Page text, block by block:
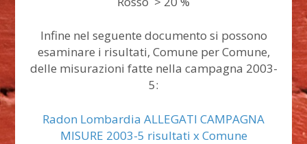
Infine nel seguente documento si possono
esaminare i risultati, Comune per Comune,
delle misurazioni fatte nella campagna 2003-
5:
Radon Lombardia ALLEGATI CAMPAGNA
MISURE 2003-5 risultati x Comune